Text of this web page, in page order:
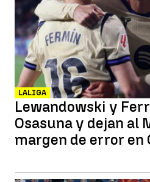
LALIGA
Lewandowski y
Osasuna y dejan al
margen de error en